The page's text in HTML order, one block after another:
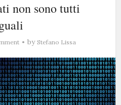
non sono tutti
by Stefano Lissa